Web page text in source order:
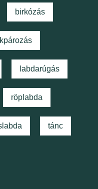
birkózás
labdarúgás
röplabda
tánc